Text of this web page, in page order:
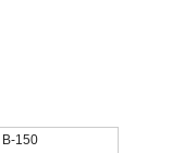
B-150